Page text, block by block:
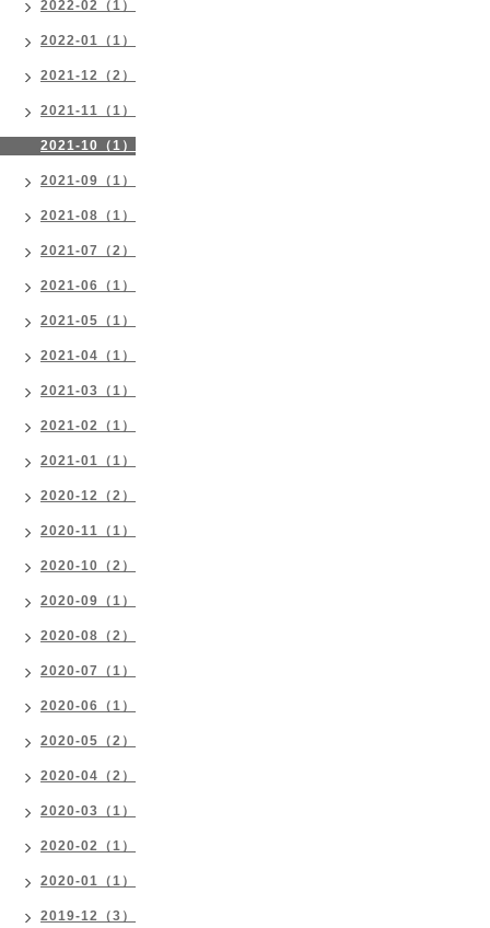
2022-02（1）
2022-01（1）
2021-12（2）
2021-11（1）
2021-10（1）
2021-09（1）
2021-08（1）
2021-07（2）
2021-06（1）
2021-05（1）
2021-04（1）
2021-03（1）
2021-02（1）
2021-01（1）
2020-12（2）
2020-11（1）
2020-10（2）
2020-09（1）
2020-08（2）
2020-07（1）
2020-06（1）
2020-05（2）
2020-04（2）
2020-03（1）
2020-02（1）
2020-01（1）
2019-12（3）